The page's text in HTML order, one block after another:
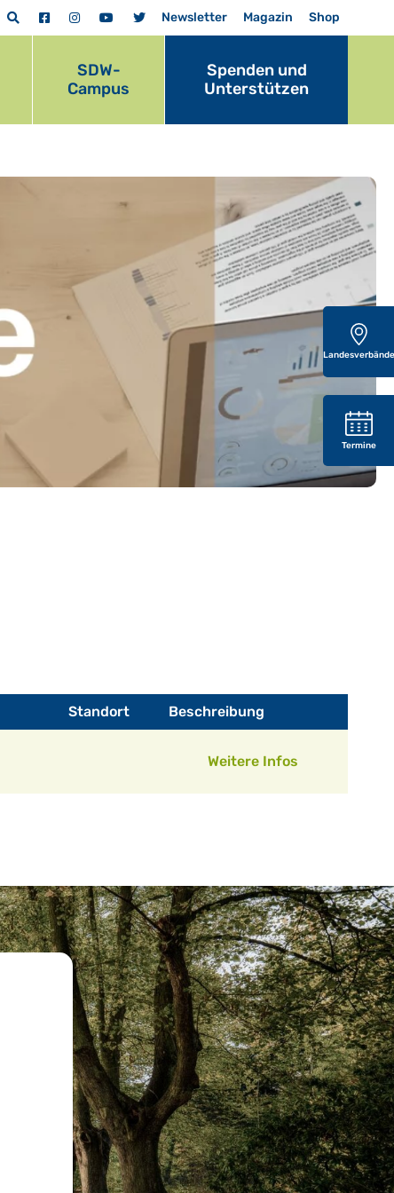
Newsletter Magazin Shop
SDW-
Campus
Spenden und
Unterstützen
Standort Beschreibung
Weitere Infos
Landesverbände
Termine